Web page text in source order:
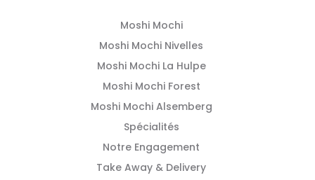
Moshi Mochi
Moshi Mochi Nivelles
Moshi Mochi La Hulpe
Moshi Mochi Forest
Moshi Mochi Alsemberg
Spécialités
Notre Engagement
Take Away & Delivery